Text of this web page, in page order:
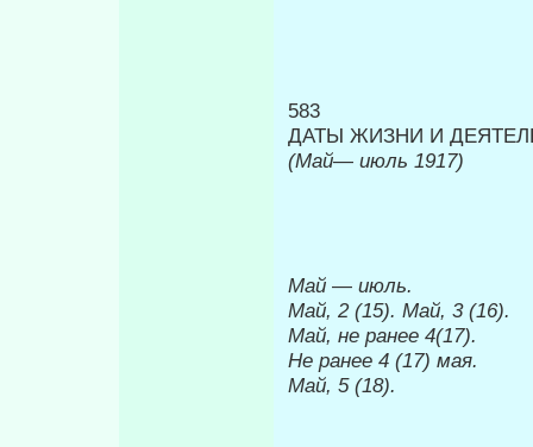
583
ДАТЫ ЖИЗНИ И
(Май— июль 1917)
Май — июль.
Май, 2 (15). Май, 3 (16).
Май, не ранее 4(17).
Не ранее 4 (17) мая.
Май, 5 (18).